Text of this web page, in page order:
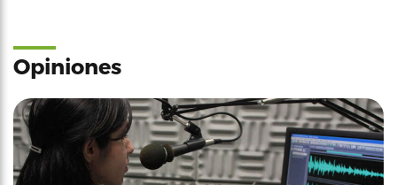
Opiniones